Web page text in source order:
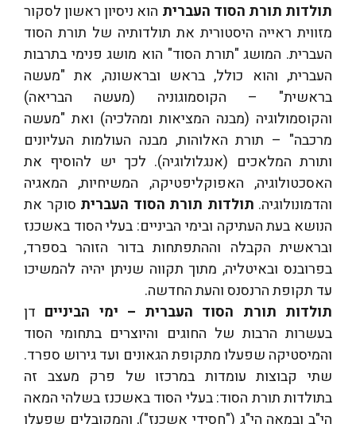
תולדות תורת הסוד העבריתהוא ניסיון ראשון לסקור
מזווית ראייה היסטורית את תולדותיה של תורת הסוד
העברית. המושג "תורת הסוד" הוא מושג פנימי בתרבות
העברית, והוא כולל, בראש ובראשונה, את "מעשה
בראשית" – הקוסמוגוניה (מעשה הבריאה)
והקוסמולוגיה (מבנה המציאות ומהלכיה) ואת "מעשה
מרכבה" – תורת האלוהות, מבנה העולמות העליונים
ותורת המלאכים (אנגלולוגיה). לכך יש להוסיף את
האסכטולוגיה, האפוקליפטיקה, המשיחיות, המאגיה
והדמונולוגיה.תולדות תורת הסוד העבריתסוקר את
הנושא בעת העתיקה ובימי הביניים: בעלי הסוד באשכנז
ובראשית הקבלה וההתפתחות בדור הזוהר בספרד,
בפרובנס ובאיטליה, מתוך תקווה שניתן יהיה להמשיכו
עד תקופת הרנסנס והעת החדשה.
תולדות תורת הסוד העברית – ימי הבינייםדן
בעשרות הרבות של החוגים והיוצרים בתחומי הסוד
והמיסטיקה שפעלו מתקופת הגאונים ועד גירוש ספרד.
שתי קבוצות עומדות במרכזו של פרק מעצב זה
בתולדות תורת הסוד: בעלי הסוד באשכנז בשלהי המאה
הי"ב ובמאה הי"ג ("חסידי אשכנז"), והמקובלים שפעלו